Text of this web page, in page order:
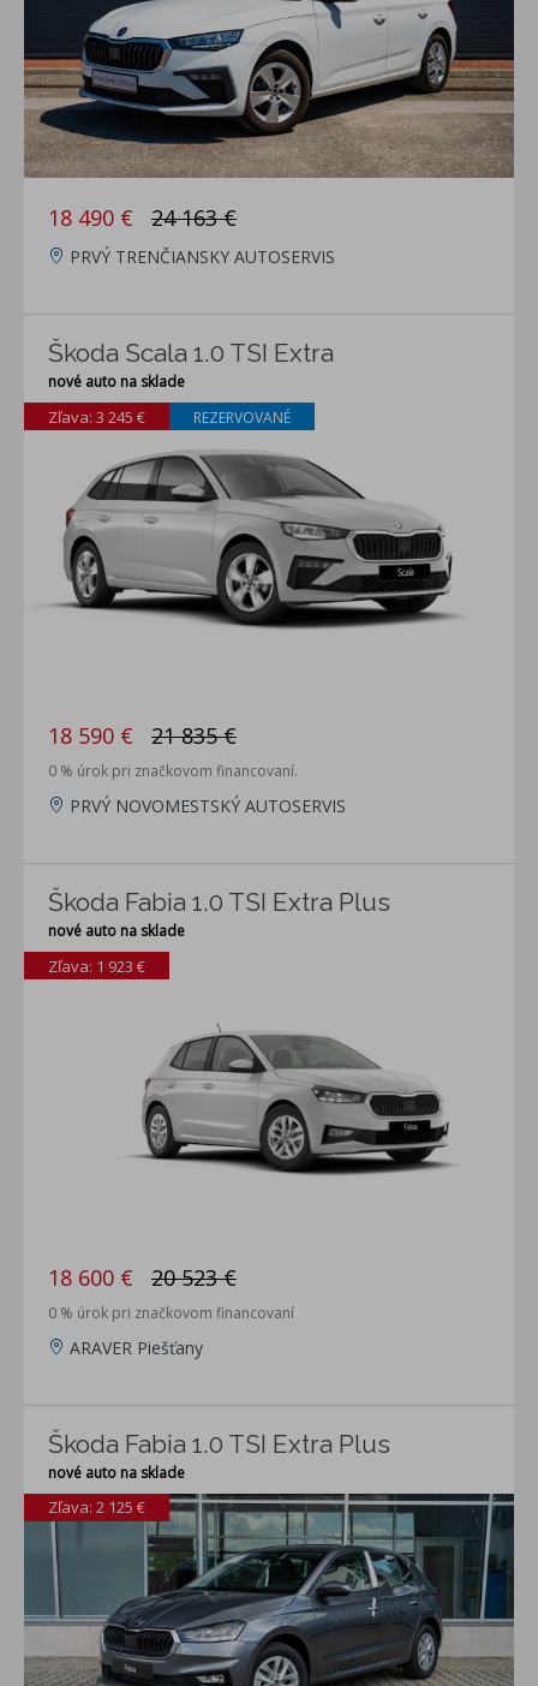
18 490 € 24 163 €
PRVÝ TRENČIANSKY AUTOSERVIS
Škoda Scala 1.0 TSI Extra
nové auto na sklade
Zľava: 3 245 € REZERVOVANÉ
18 590 € 21 835 €
0 % úrok pri značkovom financovaní.
PRVÝ NOVOMESTSKÝ AUTOSERVIS
Škoda Fabia 1.0 TSI Extra Plus
nové auto na sklade
Zľava: 1 923 €
18 600 € 20 523 €
0 % úrok pri značkovom financovaní
ARAVER Piešťany
Škoda Fabia 1.0 TSI Extra Plus
nové auto na sklade
Zľava: 2 125 €